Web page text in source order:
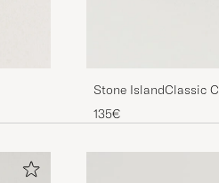
Stone IslandClassic
135€